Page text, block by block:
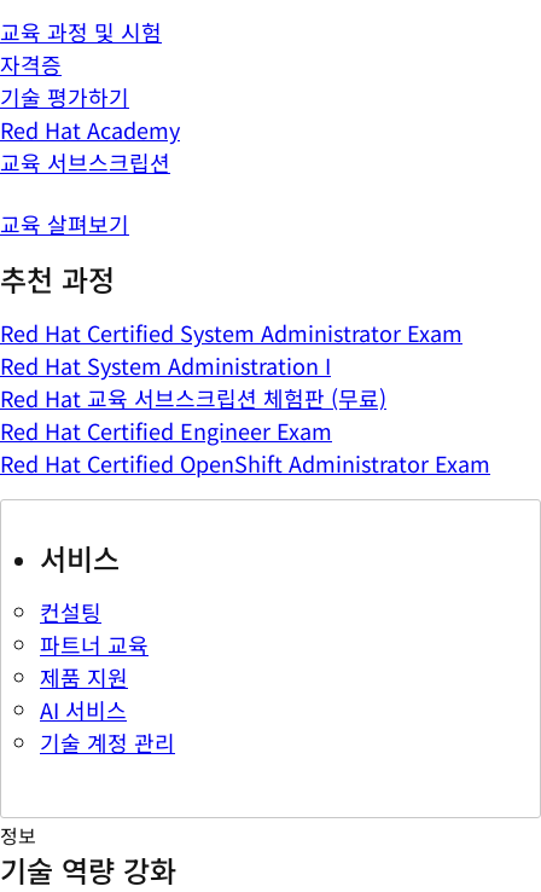
교육 과정 및 시험
자격증
기술 평가하기
Red Hat Academy
교육 서브스크립션
교육 살펴보기
추천 과정
Red Hat Certified System Administrator Exam
Red Hat System Administration I
Red Hat 교육 서브스크립션 체험판 (무료)
Red Hat Certified Engineer Exam
Red Hat Certified OpenShift Administrator Exam
서비스
컨설팅
파트너 교육
제품 지원
AI 서비스
기술 계정 관리
정보
기술 역량 강화